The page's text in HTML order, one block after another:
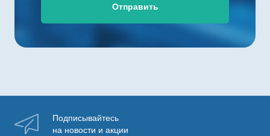
Отправить
Подписывайтесь
на новости и акции